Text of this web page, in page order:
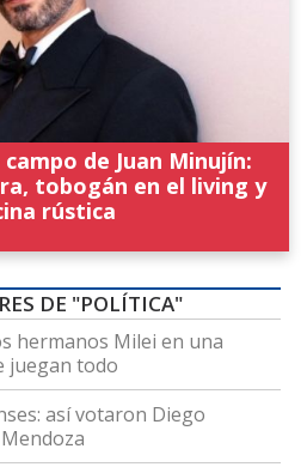
de Juan Minujín:
tobogán en el living y
rústica
DE "POLÍTICA"
hermanos Milei en una
juegan todo
así votaron Diego